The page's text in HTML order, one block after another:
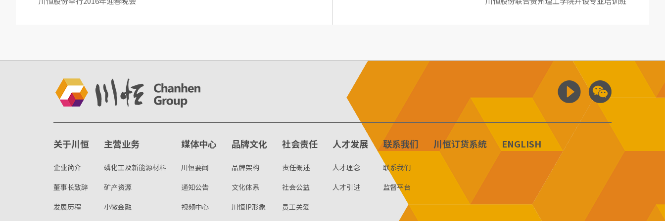
关于川恒
企业简介
董事长致辞
发展历程
主营业务
磷化工及新能源材料
矿产资源
小微金融
媒体中心
川恒要闻
通知公告
视频中心
品牌文化
品牌架构
文化体系
川恒IP形象
社会责任
责任概述
社会公益
员工关爱
人才发展
人才理念
人才引进
联系我们
联系我们
监督平台
川恒订货系统 ENGLISH